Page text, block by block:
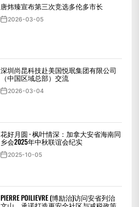
唐炜臻宣布第三次竞选多伦多市长
2026-03-05
深圳尚昆科技赴美国悦珉集团有限公司
（中国区域总部）交流
2026-03-04
花好月圆 · 枫叶情深：加拿大安省海南同
乡会2025年中秋联谊会纪实
2025-10-05
PIERRE POILIEVRE (博励治)访问安省列治